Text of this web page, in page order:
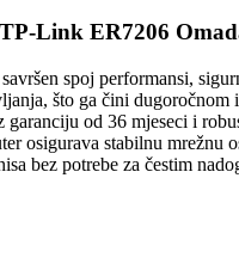
Link ER7206
spoj performansi,
što ga čini dugoročnom
garanciju od 36 mjeseci i
osigurava stabilnu mrežnu
bez potrebe za čestim